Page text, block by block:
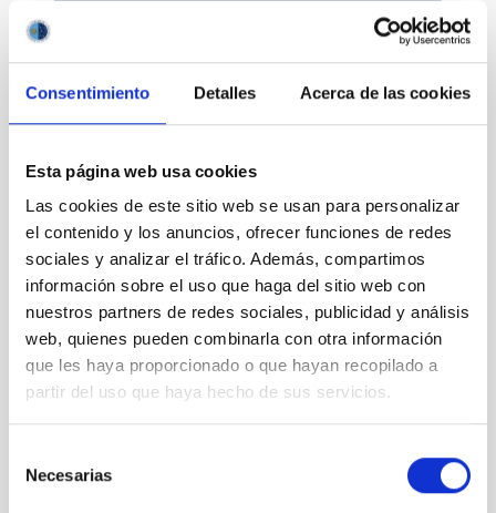
Consentimiento Detalles Acerca de las cookies
Esta página web usa cookies
Las cookies de este sitio web se usan para personalizar
el contenido y los anuncios, ofrecer funciones de redes
sociales y analizar el tráfico. Además, compartimos
información sobre el uso que haga del sitio web con
nuestros partners de redes sociales, publicidad y análisis
web, quienes pueden combinarla con otra información
que les haya proporcionado o que hayan recopilado a
partir del uso que haya hecho de sus servicios.
Necesarias
Divulgación
Movilidad